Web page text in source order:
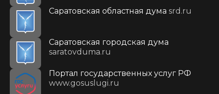
Саратовская областная дума srd.ru
Саратовская городская дума
saratovduma.ru
Портал государственных услуг РФ
www.gosuslugi.ru